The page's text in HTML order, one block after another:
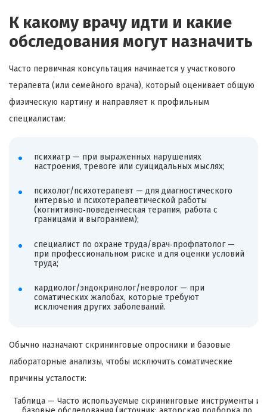
К какому врачу идти и какие
обследования могут назначить
Часто первичная консультация начинается у участкового
терапевта (или семейного врача), который оценивает общую
физическую картину и направляет к профильным
специалистам:
психиатр — при выраженных нарушениях
настроения, тревоге или суицидальных мыслях;
психолог/психотерапевт — для диагностического
интервью и психотерапевтической работы
(когнитивно‑поведенческая терапия, работа с
границами и выгоранием);
специалист по охране труда/врач‑профпатолог —
при профессиональном риске и для оценки условий
труда;
кардиолог/эндокринолог/невролог — при
соматических жалобах, которые требуют
исключения других заболеваний.
Обычно назначают скрининговые опросники и базовые
лабораторные анализы, чтобы исключить соматические
причины усталости:
Таблица — Часто используемые скрининговые инструменты и